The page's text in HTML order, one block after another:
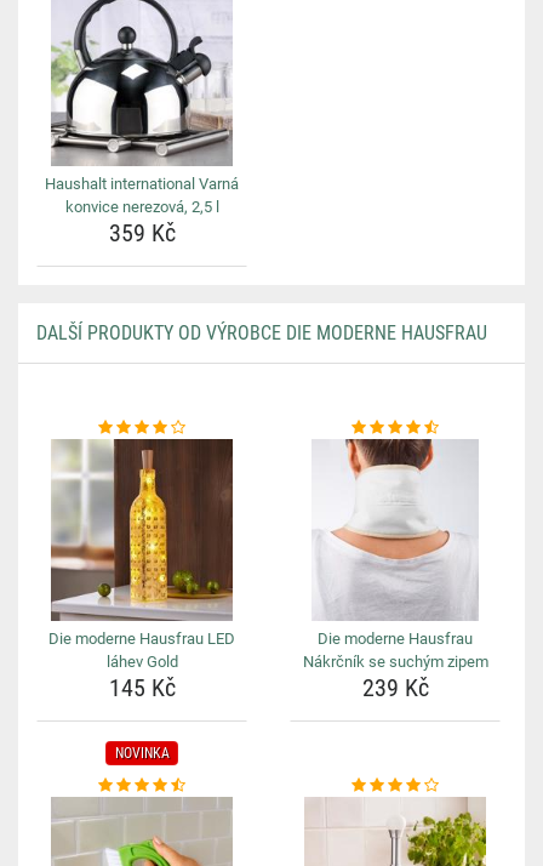
Haushalt international Varná
konvice nerezová, 2,5 l
359 Kč
DALŠÍ PRODUKTY OD VÝROBCE DIE MODERNE HAUSFRAU
Die moderne Hausfrau LED
láhev Gold
145 Kč
Die moderne Hausfrau
Nákrčník se suchým zipem
239 Kč
NOVINKA